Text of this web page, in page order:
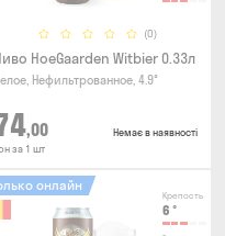
(0)
HoeGaarden Witbier 0.33л
Нефильтрованное, 4.9°
,00
за 1 шт
Немає в наявності
Крепость
6 °
онлайн